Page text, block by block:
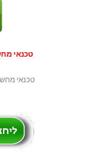
טכנאי
טכנאי מחשבים